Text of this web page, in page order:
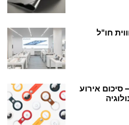
Apple Spring Event – סיכום אירוע